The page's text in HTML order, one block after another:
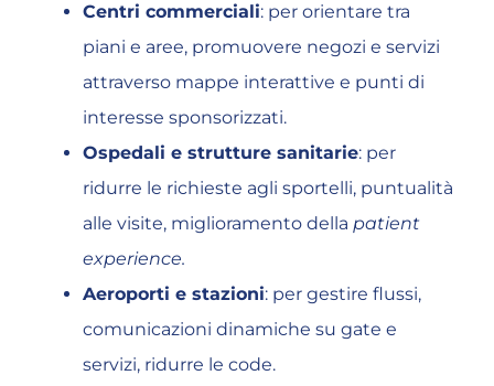
Centri commerciali: per orientare tra
piani e aree, promuovere negozi e servizi
attraverso mappe interattive e punti di
interesse sponsorizzati.
Ospedali e strutture sanitarie: per
ridurre le richieste agli sportelli, puntualità
alle visite, miglioramento della patient
experience.
Aeroporti e stazioni: per gestire flussi,
comunicazioni dinamiche su gate e
servizi, ridurre le code.